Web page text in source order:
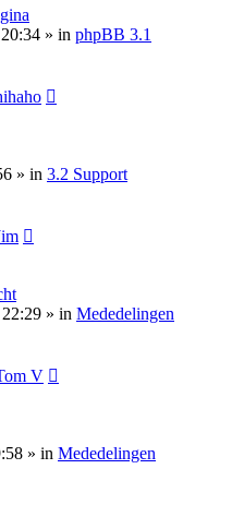
» in phpBB 3.1
» in 3.2 Support
» in Mededelingen
V
» in Mededelingen